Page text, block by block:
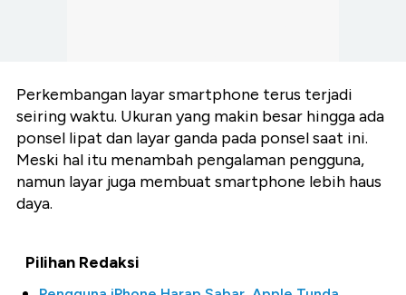
Perkembangan layar smartphone terus terjadi
seiring waktu. Ukuran yang makin besar hingga ada
ponsel lipat dan layar ganda pada ponsel saat ini.
Meski hal itu menambah pengalaman pengguna,
namun layar juga membuat smartphone lebih haus
daya.
Pilihan Redaksi